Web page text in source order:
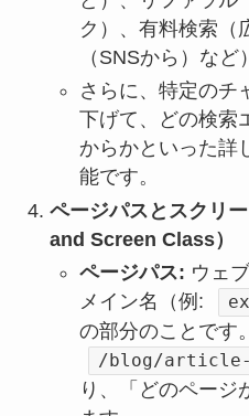
ク）、有料検索（
（SNSから）など）
さらに、特定のチ
下げて、どの検索
からかといった詳
能です。
ページパスとスクリ
and Screen Class）
ページパス: ウェ
メイン名（例:
の部分のことです
/blog/
り、「どのページ